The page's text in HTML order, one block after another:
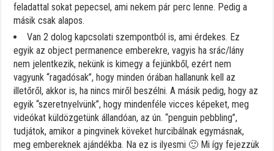
feladattal sokat pepecsel, ami nekem pár perc lenne. Pedig a
másik csak alapos.
Van 2 dolog kapcsolati szempontból is, ami érdekes. Ez
egyik az object permanence emberekre, vagyis ha srác/lány
nem jelentkezik, nekünk is kimegy a fejünkből, ezért nem
vagyunk “ragadósak”, hogy minden órában hallanunk kell az
illetőről, akkor is, ha nincs miről beszélni. A másik pedig, hogy az
egyik “szeretnyelvünk”, hogy mindenféle vicces képeket, meg
videókat küldözgetünk állandóan, az ún. “penguin pebbling”,
tudjátok, amikor a pingvinek köveket hurcibálnak egymásnak,
meg embereknek ajándékba. Na ez is ilyesmi 🙂 Mi így fejezzük